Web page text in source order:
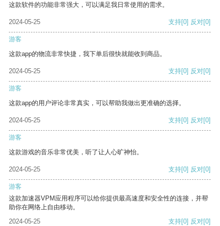
这款软件的功能非常强大，可以满足我日常使用的需求。
2024-05-25 支持[0] 反对[0]
游客
这款app的物流非常快捷，我下单后很快就能收到商品。
2024-05-25 支持[0] 反对[0]
游客
这款app的用户评论非常真实，可以帮助我做出更准确的选择。
2024-05-25 支持[0] 反对[0]
游客
这款游戏的音乐非常优美，听了让人心旷神怡。
2024-05-25 支持[0] 反对[0]
游客
这款加速器VPM应用程序可以给你提供最高速度和安全性的连接，并帮
助你在网络上自由移动。
2024-05-25
支持[0] 反对[0]